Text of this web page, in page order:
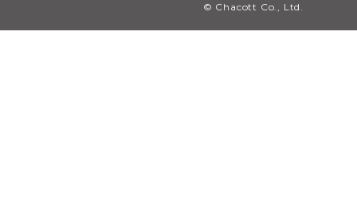
© Chacott Co., Ltd.